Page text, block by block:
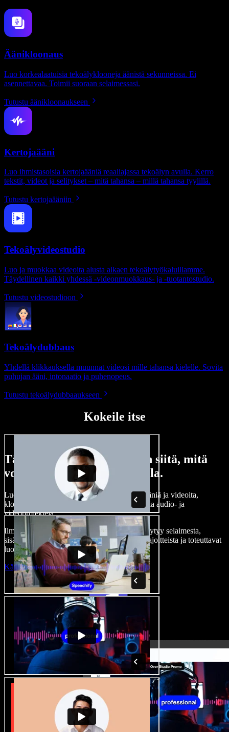
Äänikloonaus
Luo korkealaatuisia tekoälyklooneja äänistä sekunneissa. Ei
asennettavaa. Toimii suoraan selaimessasi.
Tutustu äänikloonaukseen
Kertojaääni
Luo ihmistasoisia kertojaääniä reaaliajassa tekoälyn avulla. Kerro
tekstit, videot ja selitykset – mitä tahansa – millä tahansa tyylillä.
Tutustu kertojaääniin
Tekoälyvideostudio
Luo ja muokkaa videoita alusta alkaen tekoälytyökaluillamme.
Täydellinen kaikki yhdessä -videonmuokkaus- ja -tuotantostudio.
Tutustu videostudioon
Tekoälydubbaus
Yhdellä klikkauksella muunnat videosi mille tahansa kielelle. Sovita
puhujan ääni, intonaatio ja puhenopeus.
Tutustu tekoälydubbaaukseen
Kokeile itse
Tässä vain pieni maistiainen siitä, mitä
voit tehdä Speechify Studiolla.
Luo kertojaääniä, lisää rojaltivapaita kuvia, ääniä ja videoita,
kloonaa äänesi — ja tee täydellisiä, vaikuttavia audio- ja
videoprojekteja.
Ilman jyrkkää oppimiskäyrää ja kun kaikki löytyy selaimesta,
sisällöntuottajat pääsevät eroon perinteisistä rajoitteista ja toteuttavat
luovat ideansa.
Käynnistä Studio